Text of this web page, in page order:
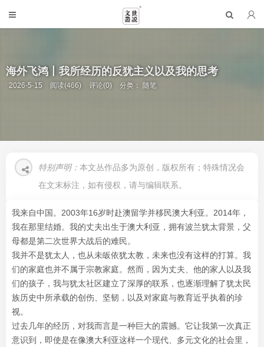
海外飞鸿丨我所经历的反犹主义以及我的思考
2026-5-15 阅读(466) 评论(0) 分类：随笔
特别声明： 本文丛作品多为原创，版权所有；特殊情况会
在文末标注，如有侵权，请与编辑联系。
我来自中国。2003年16岁时赴澳留学并移民澳大利亚。2014年，
我在那里结婚。我的丈夫出生于澳大利亚，拥有波兰犹太背景，父
母都是第二次世界大战后的难民。
我并不是犹太人，也从未皈依犹太教，未来也没有这样的打算。我
们的家庭也并不属于宗教家庭。然而，因为丈夫、他的家人以及我
们的孩子，我与犹太社区建立了深厚的联系，也逐渐理解了犹太民
族历史中所承载的创伤、坚韧，以及对家庭与教育近乎执着的珍
视。
过去几年的经历，对我而言是一种巨大的震撼。它让我第一次真正
意识到，即使是在像澳大利亚这样一个现代、多元文化的社会里，